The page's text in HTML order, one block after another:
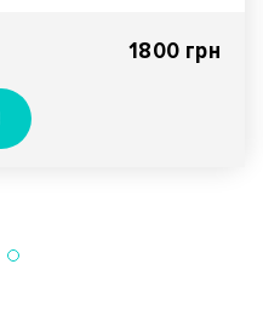
1800 грн